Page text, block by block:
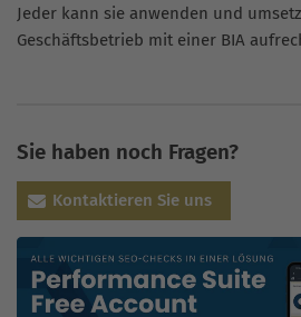
Jeder kann sie anwenden und
Geschäftsbetrieb mit einer BIA
Sie haben noch Fragen?
Kontaktieren Sie uns